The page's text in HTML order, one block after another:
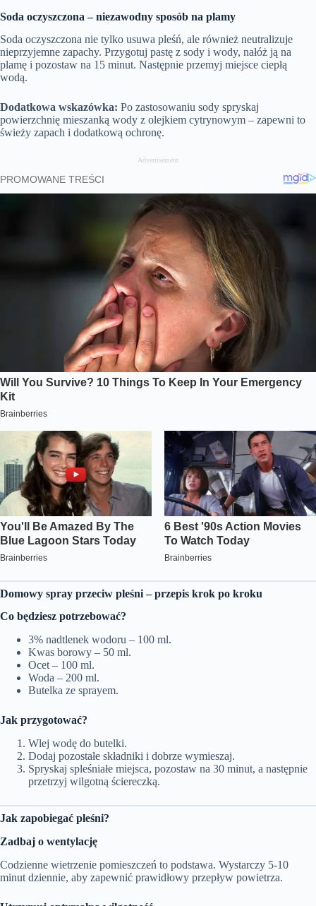
e
n
Soda oczyszczona – niezawodny sposób na plamy
Soda oczyszczona nie tylko usuwa pleśń, ale również neutralizuje
nieprzyjemne zapachy. Przygotuj pastę z sody i wody, nałóż ją na
plamę i pozostaw na 15 minut. Następnie przemyj miejsce ciepłą
wodą.
Dodatkowa wskazówka: Po zastosowaniu sody spryskaj
powierzchnię mieszanką wody z olejkiem cytrynowym – zapewni to
świeży zapach i dodatkową ochronę.
Advertisement
Domowy spray przeciw pleśni – przepis krok po kroku
Co będziesz potrzebować?
3% nadtlenek wodoru – 100 ml.
Kwas borowy – 50 ml.
Ocet – 100 ml.
Woda – 200 ml.
Butelka ze sprayem.
Jak przygotować?
Wlej wodę do butelki.
Dodaj pozostałe składniki i dobrze wymieszaj.
Spryskaj spleśniałe miejsca, pozostaw na 30 minut, a następnie
przetrzyj wilgotną ściereczką.
Jak zapobiegać pleśni?
Zadbaj o wentylację
Codzienne wietrzenie pomieszczeń to podstawa. Wystarczy 5-10
minut dziennie, aby zapewnić prawidłowy przepływ powietrza.